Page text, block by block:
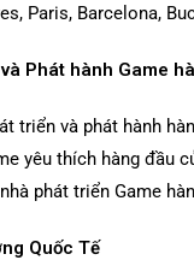
Paris, Barcelona,
Phát hành Game
triển và phát hành
yêu thích hàng đầu
phát triển Game
Quốc Tế